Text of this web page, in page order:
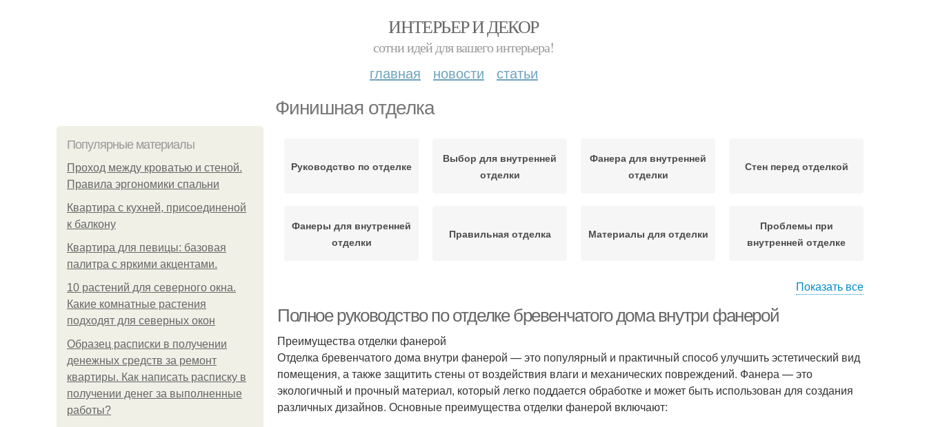
ИНТЕРЬЕР И ДЕКОР
сотни идей для вашего интерьера!
главная новости статьи
Финишная отделка
Популярные материалы
Проход между кроватью и стеной.
Правила эргономики спальни
Квартира с кухней, присоединеной
к балкону
Квартира для певицы: базовая
палитра с яркими акцентами.
10 растений для северного окна.
Какие комнатные растения
подходят для северных окон
Образец расписки в получении
денежных средств за ремонт
квартиры. Как написать расписку в
получении денег за выполненные
работы?
Руководство по отделке
Выбор для внутренней
отделки
Фанера для внутренней
отделки
Стен перед отделкой
Фанеры для внутренней
отделки
Правильная отделка Материалы для отделки
Проблемы при
внутренней отделке
отделки
Показать все
Полное руководство по отделке бревенчатого дома внутри фанерой
Преимущества отделки фанерой
Отделка бревенчатого дома внутри фанерой — это популярный и практичный способ улучшить эстетический вид
помещения, а также защитить стены от воздействия влаги и механических повреждений. Фанера — это
экологичный и прочный материал, который легко поддается обработке и может быть использован для создания
различных дизайнов. Основные преимущества отделки фанерой включают: